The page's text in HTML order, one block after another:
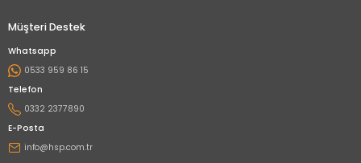
Müşteri Destek
Whatsapp
0533 959 86 15
Telefon
0332 2377890
E-Posta
info@hsp.com.tr